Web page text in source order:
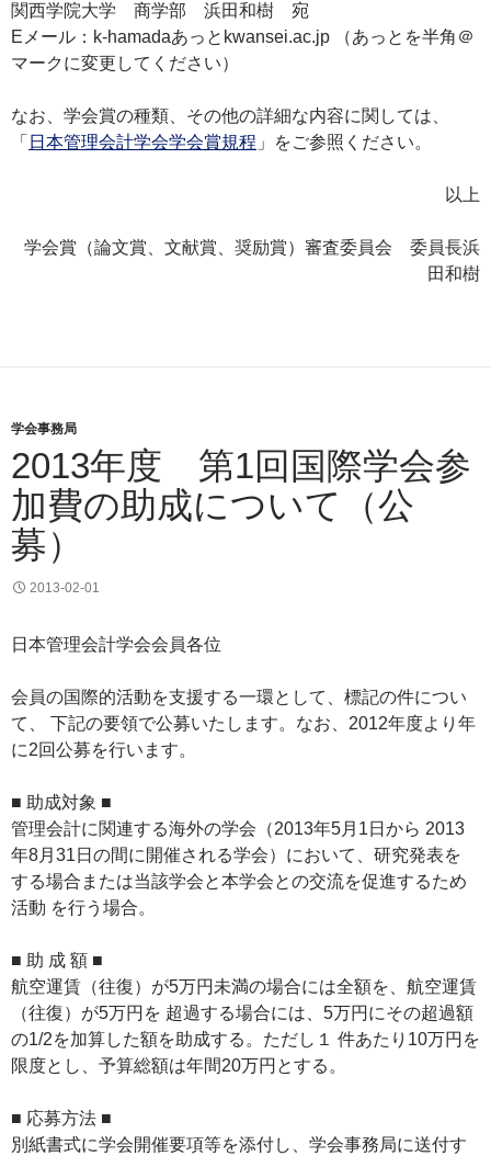
関西学院大学 商学部 浜田和樹 宛
Eメール：k-hamadaあっとkwansei.ac.jp （あっとを半角＠
マークに変更してください）
なお、学会賞の種類、その他の詳細な内容に関しては、
「 日本管理会計学会学会賞規程 」をご参照ください。
以上
学会賞（論文賞、文献賞、奨励賞）審査委員会 委員長浜
田和樹
学会事務局
2013年度 第1回国際学会参
加費の助成について（公
募）
2013-02-01
日本管理会計学会会員各位
会員の国際的活動を支援する一環として、標記の件につい
て、 下記の要領で公募いたします。なお、2012年度より年
に2回公募を行います。
■ 助成対象 ■
管理会計に関連する海外の学会（2013年5月1日から 2013
年8月31日の間に開催される学会）において、研究発表を
する場合または当該学会と本学会との交流を促進するため
活動 を行う場合。
■ 助 成 額 ■
航空運賃（往復）が5万円未満の場合には全額を、航空運賃
（往復）が5万円を 超過する場合には、5万円にその超過額
の1/2を加算した額を助成する。ただし１ 件あたり10万円を
限度とし、予算総額は年間20万円とする。
■ 応募方法 ■
別紙書式に学会開催要項等を添付し、学会事務局に送付す